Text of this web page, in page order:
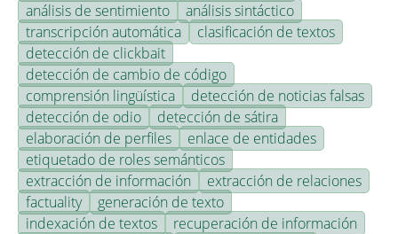
análisis de sentimiento
análisis sintáctico
transcripción automática
clasificación de textos
detección de clickbait
detección de cambio de código
comprensión lingüística
detección de noticias falsas
detección de odio
detección de sátira
elaboración de perfiles
enlace de entidades
etiquetado de roles semánticos
extracción de información
extracción de relaciones
factuality
generación de texto
indexación de textos
recuperación de información